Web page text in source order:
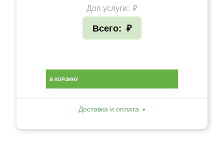
Доп.услуги: ₽
Всего: ₽
В КОРЗИНУ
Доставка и оплата